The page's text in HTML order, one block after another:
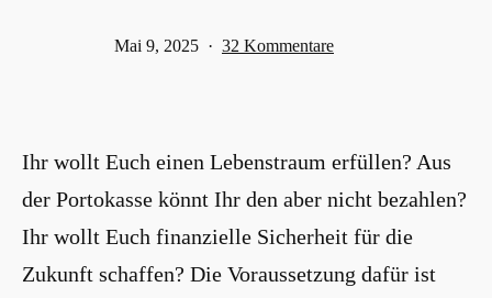
Veröffentlicht
Mai 9, 2025 32 Kommentarezu
leben
–
Ihr wollt Euch einen Lebenstraum erfüllen? Aus
der Portokasse könnt Ihr den aber nicht bezahlen?
Ihr wollt Euch finanzielle Sicherheit für die
Zukunft schaffen? Die Voraussetzung dafür ist